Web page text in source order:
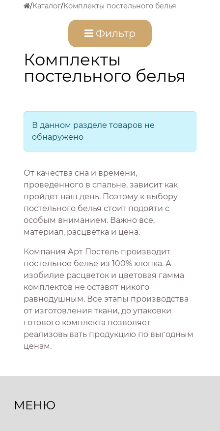
Каталог Комплекты постельного белья
Фильтр
Комплекты
постельного белья
В данном разделе товаров не
обнаружено
От качества сна и времени,
проведенного в спальне, зависит как
пройдет наш день. Поэтому к выбору
постельного белья стоит подойти с
особым вниманием. Важно все,
материал, расцветка и цена.
Компания Арт Постель производит
постельное белье из 100% хлопка. А
изобилие расцветок и цветовая гамма
комплектов не оставят никого
равнодушным. Все этапы производства
от изготовления ткани, до упаковки
готового комплекта позволяет
реализовывать продукцию по выгодным
ценам.
МЕНЮ